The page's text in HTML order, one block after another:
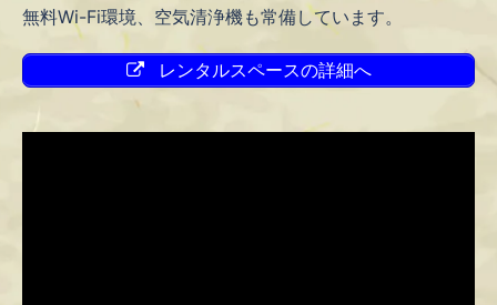
無料Wi-Fi環境、空気清浄機も常備しています。
レンタルスペースの詳細へ